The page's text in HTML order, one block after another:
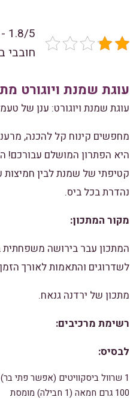
חובבי
עוגת שמנת ויוגורט
עוגת שמנת ויוגורט: ענן של
מחפשים קינוח קל להכנה,
היא הפתרון המושלם עבורכם!
קטיפתי של שמנת לבין חמיצות
נהדרת בכל ביס.
מקור המתכון:
המתכון עבר בירושה
לשדרוגים והתאמות לאורך
מתכון של ירדנה גנאח.
רשימת מרכיבים:
לבסיס:
1 שרוול ביסקוויטים (אפשר פתי בר)
100 גרם חמאה (1 חבילה) מומסת